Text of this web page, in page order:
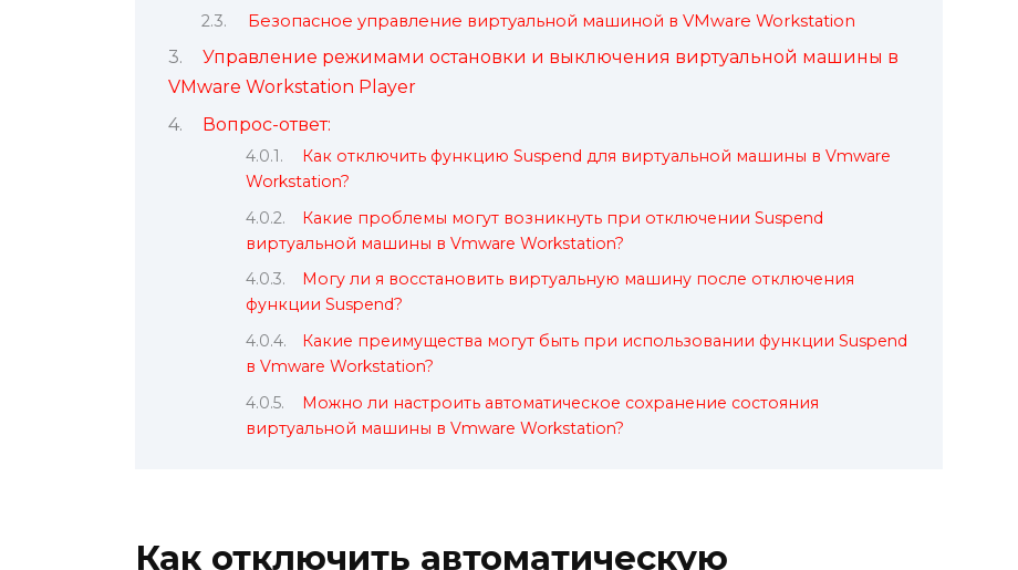
Безопасное управление виртуальной машиной в VMware Workstation
Управление режимами остановки и выключения виртуальной машины в
VMware Workstation Player
Вопрос-ответ:
Как отключить функцию Suspend для виртуальной машины в Vmware
Workstation?
Какие проблемы могут возникнуть при отключении Suspend
виртуальной машины в Vmware Workstation?
Могу ли я восстановить виртуальную машину после отключения
функции Suspend?
Какие преимущества могут быть при использовании функции Suspend
в Vmware Workstation?
Можно ли настроить автоматическое сохранение состояния
виртуальной машины в Vmware Workstation?
Как отключить автоматическую